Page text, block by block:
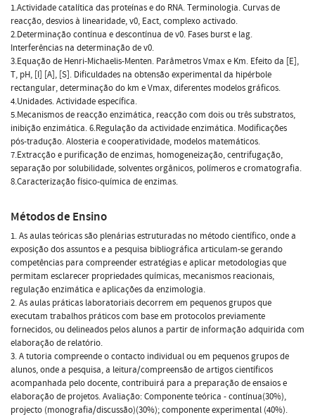
1.Actividade catalítica das proteínas e do RNA. Terminologia. Curvas de
reacção, desvios à linearidade, v0, Eact, complexo activado.
2.Determinação contínua e descontínua de v0. Fases burst e lag.
Interferências na determinação de v0.
3.Equação de Henri-Michaelis-Menten. Parâmetros Vmax e Km. Efeito da [E],
T, pH, [I] [A], [S]. Dificuldades na obtensão experimental da hipérbole
rectangular, determinação do km e Vmax, diferentes modelos gráficos.
4.Unidades. Actividade específica.
5.Mecanismos de reacção enzimática, reacção com dois ou três substratos,
inibição enzimática. 6.Regulação da actividade enzimática. Modificações
pós-tradução. Alosteria e cooperatividade, modelos matemáticos.
7.Extracção e purificação de enzimas, homogeneização, centrifugação,
separação por solubilidade, solventes orgânicos, polímeros e cromatografia.
8.Caracterização físico-química de enzimas.
Métodos de Ensino
1. As aulas teóricas são plenárias estruturadas no método científico, onde a
exposição dos assuntos e a pesquisa bibliográfica articulam-se gerando
competências para compreender estratégias e aplicar metodologias que
permitam esclarecer propriedades químicas, mecanismos reacionais,
regulação enzimática e aplicações da enzimologia.
2. As aulas práticas laboratoriais decorrem em pequenos grupos que
executam trabalhos práticos com base em protocolos previamente
fornecidos, ou delineados pelos alunos a partir de informação adquirida com
elaboração de relatório.
3. A tutoria compreende o contacto individual ou em pequenos grupos de
alunos, onde a pesquisa, a leitura/compreensão de artigos científicos
acompanhada pelo docente, contribuirá para a preparação de ensaios e
elaboração de projetos. Avaliação: Componente teórica - contínua(30%),
projecto (monografia/discussão)(30%); componente experimental (40%).